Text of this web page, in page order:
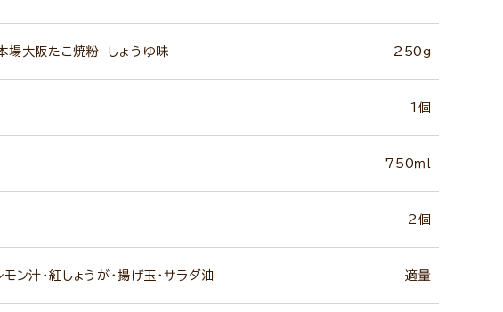
場大阪たこ焼粉 しょうゆ味 250g
1個
750ｍｌ
2個
モン汁・紅しょうが・揚げ玉・サラダ油 適量